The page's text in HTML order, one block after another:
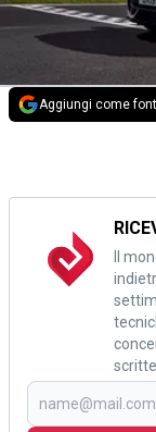
Aggiungi come
Il